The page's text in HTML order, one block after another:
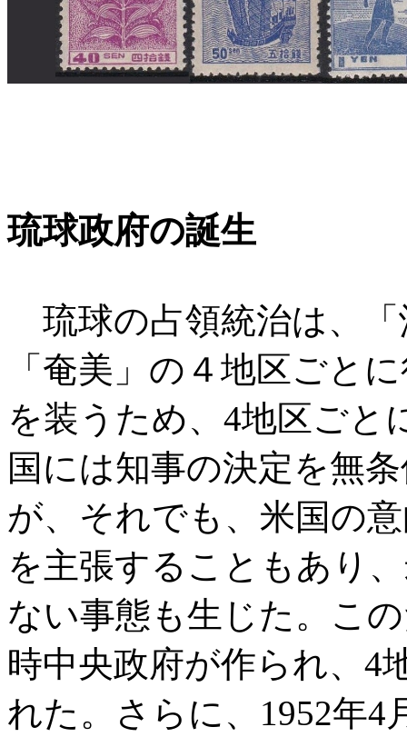
琉球政府の誕生
琉球の占領統治は、「
「奄美」の４地区ごと
を装うため、4地区ごと
国には知事の決定を無
が、それでも、米国の
を主張することもあり
ない事態も生じた。こ
時中央政府が作られ、4
れた。さらに、1952年4